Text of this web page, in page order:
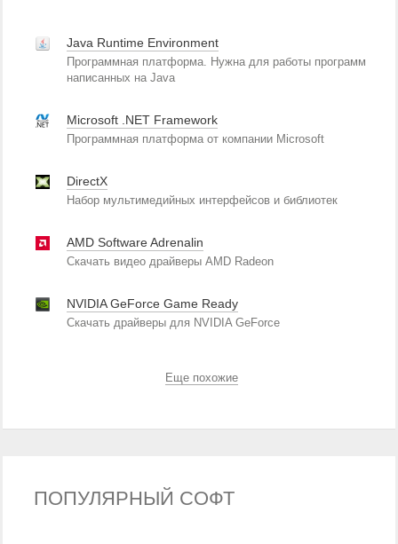
Java Runtime Environment
Программная платформа. Нужна для работы программ
написанных на Java
Microsoft .NET Framework
Программная платформа от компании Microsoft
DirectX
Набор мультимедийных интерфейсов и библиотек
AMD Software Adrenalin
Скачать видео драйверы AMD Radeon
NVIDIA GeForce Game Ready
Скачать драйверы для NVIDIA GeForce
Еще похожие
ПОПУЛЯРНЫЙ СОФТ